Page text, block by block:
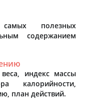
полезных
содержанием
индекс массы
калорийности,
план действий.